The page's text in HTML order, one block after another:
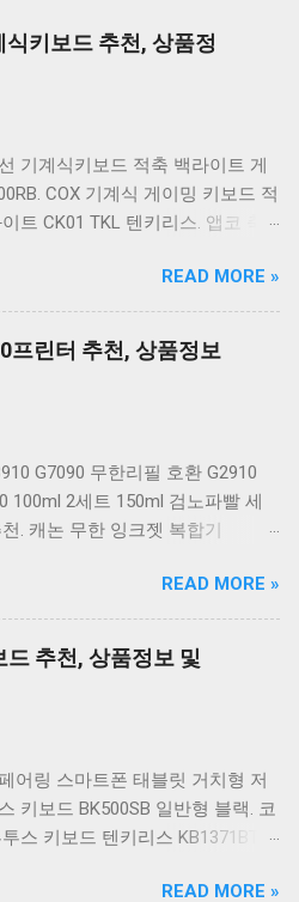
키보드 추천, 상품정
기계식키보드 적축 백라이트 게
COX 기계식 게이밍 키보드 적
트 CK01 TKL 텐키리스. 앱코 축
형. 앱코 K517 레트로 기계식 게이
갈축 일반형 레트로 베이지. 체리
TKL RGB 게이밍 텐키리스 기
종 축 선택 저소음적축 블랙. 체리
Retro. COX CK01 교체축 사이드
계식 키보드 네이비 CK01NV적축
보드 XTRFY MX BOARD 3.1 RGB
게이밍 키보드 갈축 그레이 화이트
키리스 기계식키보드 구매를 고려
할인 혜택을 놓치지 마세요. 다양
우시죠? 특히 기계식키보드 같은
때는 더 고민이 많을 수 밖에 없습
상품들을 상세스펙 과 가격 을 꼼
READ MORE »
프린터 추천, 상품정보
G7090 무한리필 호환 G2910
100ml 2세트 150ml 검노파빨 세
. 캐논 무한 잉크젯 복합기
잉크포함 정품 무한복합기 컬
기 가정용프린터 상세정보참조.
프린터 정품 헤드 카트리지
G3900 G4900 G2910 G3910
G4911 리필 잉크 1개 GI990
. 캐논 빌트인 정품무한 복합기
크 포함충전잉크4색 추가증정. 캐
READ MORE »
추천, 상품정보 및
어링 스마트폰 태블릿 거치형 저
키보드 BK500SB 일반형 블랙. 코
스 키보드 텐키리스 KB1371BT
텍 무선키보드 텐키리스 스모키 블
READ MORE »